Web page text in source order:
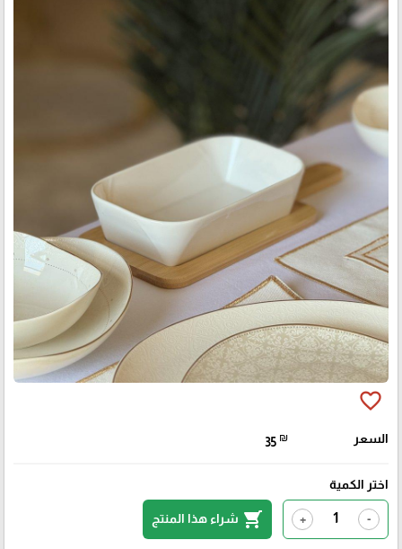
favorite_border
السعر 35 ₪
اختر الكمية
-
+
shopping_cart شراء هذا المنتج